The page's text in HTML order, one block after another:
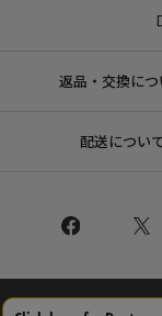
返品・交換につ
配送につい